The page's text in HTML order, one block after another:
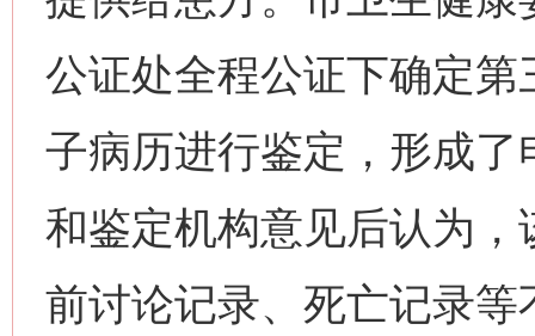
公证处全程公证下确定
子病历进行鉴定，形成
和鉴定机构意见后认为
前讨论记录、死亡记录